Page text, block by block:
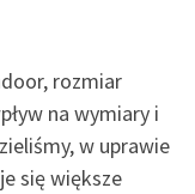
rozmiar
na wymiary i
w uprawie
się większe